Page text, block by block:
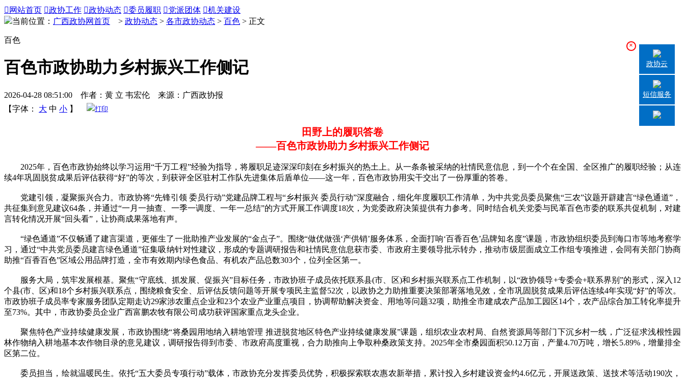
 网站首页 政协工作 政协动态 委员履职 党派团体 机关建设
当前位置： 广西政协网首页 > 政协动态 > 各市政协动态 > 百色 > 正文
百色
百色市政协助力乡村振兴工作侧记
2026-04-28 08:51:00 作者：黄 立 韦宏伦 来源：广西政协报
【字体：
大 中 小 】 打印
田野上的履职答卷
——百色市政协助力乡村振兴工作侧记
2025年，百色市政协始终以学习运用“千万工程”经验为指导，将履职足迹深深印刻在乡村振兴的热土上。从一条条被采纳的社情民意信息，到一个个在全国、全区推广的履职经验；从连
续4年巩固脱贫成果后评估获得“好”的等次，到获评全区驻村工作队先进集体后盾单位——这一年，百色市政协用实干交出了一份厚重的答卷。
党建引领，凝聚振兴合力。市政协将“先锋引领 委员行动”党建品牌工程与“乡村振兴 委员行动”深度融合，细化年度履职工作清单，为中共党员委员聚焦“三农”议题开辟建言“绿色通道”，
共征集到意见建议64条，并通过“一月一抽查、一季一调度、一年一总结”的方式开展工作调度18次，为党委政府决策提供有力参考。同时结合机关党委与民革百色市委的联系共促机制，对建
言转化情况开展“回头看”，让协商成果落地有声。
“绿色通道”不仅畅通了建言渠道，更催生了一批助推产业发展的“金点子”。围绕“做优做强‘产供销’服务体系，全面打响‘百香百色’品牌知名度”课题，市政协组织委员到海口市等地考察学
习，通过“中共党员委员建言绿色通道”征集吸纳针对性建议，形成的专题调研报告和社情民意信息获市委、市政府主要领导批示转办，推动市级层面成立工作组专项推进，会同有关部门协商
助推“百香百色”区域公用品牌打造，全市有效期内绿色食品、有机农产品总数303个，位列全区第一。
服务大局，筑牢发展根基。聚焦“守底线、抓发展、促振兴”目标任务，市政协班子成员依托联系县(市、区)和乡村振兴联系点工作机制，以“政协领导+专委会+联系界别”的形式，深入12
个县(市、区)和18个乡村振兴联系点，围绕粮食安全、后评估反馈问题等开展专项民主监督52次，以政协之力助推重要决策部署落地见效，全市巩固脱贫成果后评估连续4年实现“好”的等次。
市政协班子成员率专家服务团队定期走访29家涉农重点企业和23个农业产业重点项目，协调帮助解决资金、用地等问题32项，助推全市建成农产品加工园区14个，农产品综合加工转化率提升
至73%。其中，市政协委员企业广西富鹏农牧有限公司成功获评国家重点龙头企业。
聚焦特色产业持续健康发展，市政协围绕“将桑园用地纳入耕地管理 推进脱贫地区特色产业持续健康发展”课题，组织农业农村局、自然资源局等部门下沉乡村一线，广泛征求浅根性园
林作物纳入耕地基本农作物目录的意见建议，调研报告得到市委、市政府高度重视，合力助推向上争取种桑政策支持。2025年全市桑园面积50.12万亩，产量4.70万吨，增长5.89%，增量排全
区第二位。
委员担当，绘就温暖民生。依托“五大委员专项行动”载体，市政协充分发挥委员优势，积极探索联农惠农新举措，累计投入乡村建设资金约4.6亿元，开展送政策、送技术等活动190次，
×
政协云
短信服务